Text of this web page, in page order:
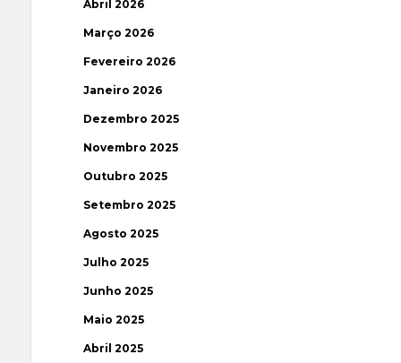
Abril 2026
Março 2026
Fevereiro 2026
Janeiro 2026
Dezembro 2025
Novembro 2025
Outubro 2025
Setembro 2025
Agosto 2025
Julho 2025
Junho 2025
Maio 2025
Abril 2025